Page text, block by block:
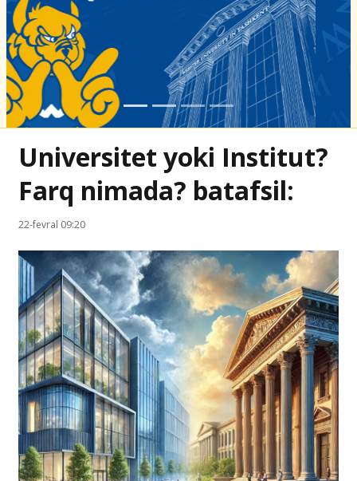
Universitet yoki Institut?
Farq nimada? batafsil:
22-fevral 09:20